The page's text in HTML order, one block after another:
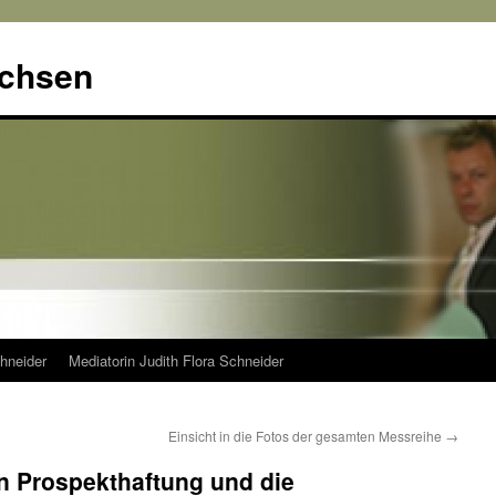
Mediatorin Judith Flora Schneider
Einsicht in die Fotos der gesamten Messreihe →
Prospekthaftung und die